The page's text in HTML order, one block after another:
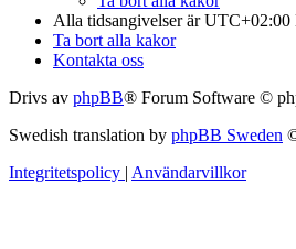
Alla tidsangivelser är UTC+02:00
Ta bort alla kakor
Kontakta oss
Drivs av phpBB® Forum Software ©
Swedish translation by phpBB Sweden
Integritetspolicy | Användarvillkor